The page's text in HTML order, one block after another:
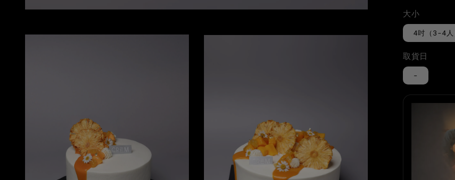
大小
4吋（3-4人
取貨日
-